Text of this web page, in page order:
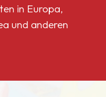
in Europa,
und anderen